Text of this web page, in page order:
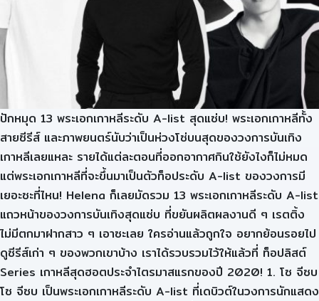
ปักหมุด 13 พระเอกเกาหลีระดับ A-list สุดแซ่บ! พระเอกเกาหลีทั้ง
สายซีรีส์ และภาพยนตร์นับว่าเป็นห่วงโซ่บนสุดของวงการบันเทิง
เกาหลีเลยแหละ รายได้แต่ละตอนที่ออกอากาศกินใช้ยังไงก็ไม่หมด
แต่พระเอกเกาหลีที่จะขึ้นมาเป็นตัวท็อประดับ A-list ของวงการมี
เยอะซะที่ไหน! Helena ก็เลยมัดรวม 13 พระเอกเกาหลีระดับ A-list
แถวหน้าของวงการบันเทิงสุดแซ่บ ที่ขยันผลิตผลงานดี ๆ เรตติ้ง
ไม่มีตกมาฝากสาว ๆ เอาซะเลย ใครอ่านแล้วถูกใจ อยากย้อนรอยไป
ดูซีรีส์เก่า ๆ ของพวกเขาบ้าง เราได้รวบรวมไว้ให้แล้วที่ ท็อปลิสต์
Series เกาหลีสุดฮอตประจำไตรมาสแรกของปี 2020! 1. โซ จีซบ
โซ จีซบ เป็นพระเอกเกาหลีระดับ A-list ที่เดบิวต์ในวงการนักแสดง